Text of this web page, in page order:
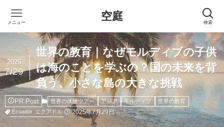
空庭 検索
メニュー
世界の教育｜なぜモルディブの子供
は海のことを学ぶの？国の未来を背
負う、小さな島の大きな挑戦
2025
7/29
PR Post 世界の体験ツアー アジア モルディブ
世界の教育
Ecuador エクアドル 2025年7月29日